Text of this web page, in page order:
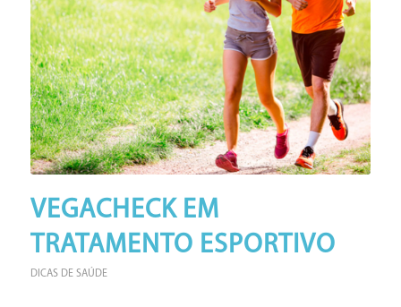
VEGACHECK EM
TRATAMENTO ESPORTIVO
DICAS DE SAÚDE